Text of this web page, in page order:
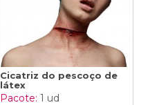
Cicatriz do pescoço de
látex
Pacote: 1 ud